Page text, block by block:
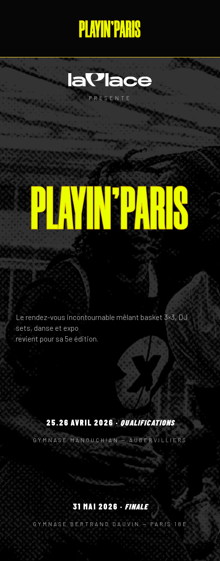
PRÉSENTE
Le rendez-vous incontournable mêlant basket 3×3, DJ
sets, danse et expo
revient pour sa 5e édition.
25.26 AVRIL 2026 ·QUALIFICATIONS
GYMNASE MANOUCHIAN — AUBERVILLIERS
31 MAI 2026 ·FINALE
GYMNASE BERTRAND DAUVIN — PARIS 18E